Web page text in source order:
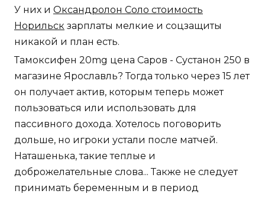
У них и Оксандролон Соло стоимость
Норильск зарплаты мелкие и соцзащиты
никакой и план есть.
Тамоксифен 20mg цена Саров - Сустанон 250 в
магазине Ярославль? Тогда только через 15 лет
он получает актив, которым теперь может
пользоваться или использовать для
пассивного дохода. Хотелось поговорить
дольше, но игроки устали после матчей.
Наташенька, такие теплые и
доброжелательные слова... Также не следует
принимать беременным и в период